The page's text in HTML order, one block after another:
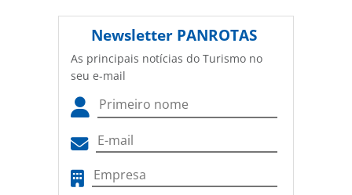
Newsletter PANROTAS
As principais notícias do Turismo no
seu e-mail